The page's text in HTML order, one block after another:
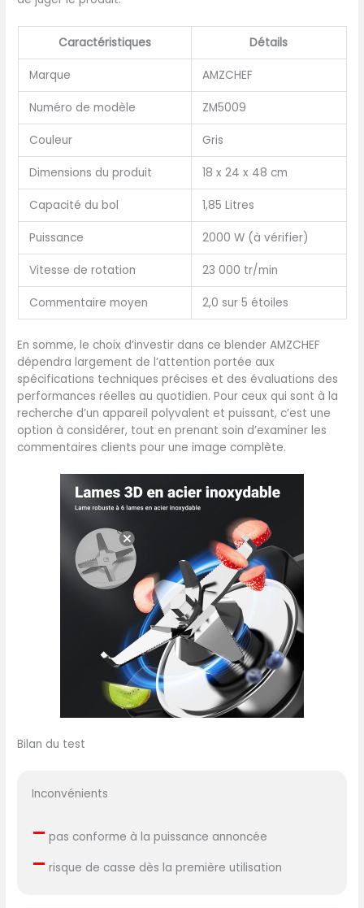
l'eau chaude, utilisez la
mixeur professionnel à
grande vitesse peut se
nettoyer lui-même en 30 à
60 secondes, vous aurez un
blender mixeur comme
neuf ! ✅ 【EXCELLENT
SERVICE APRÈS-VENTE】-
l'objectif du service
AMZCHEF est l'expérience
du client d'abord, nous
fournissons 2 ans de
service après-vente pour
les consommateurs, si
problèmes pendant cette
contactez-nous, et nous
vous donnerons une
solution satisfaisante.
Caractéristiques Détails
Marque AMZCHEF
Numéro de modèle ZM5009
Couleur Gris
Dimensions du produit 18 x 24 x 48 cm
Capacité du bol 1,85 Litres
Puissance 2000 W (à vérifier)
Vitesse de rotation 23 000 tr/min
Commentaire moyen 2,0 sur 5 étoiles
En somme, le choix d’investir dans ce blender AMZCHEF
dépendra largement de l’attention portée aux
spécifications techniques précises et des évaluations des
performances réelles au quotidien. Pour ceux qui sont à la
recherche d’un appareil polyvalent et puissant, c’est une
option à considérer, tout en prenant soin d’examiner les
commentaires clients pour une image complète.
Bilan du test
Inconvénients
– pas conforme à la puissance annoncée
– risque de casse dès la première utilisation